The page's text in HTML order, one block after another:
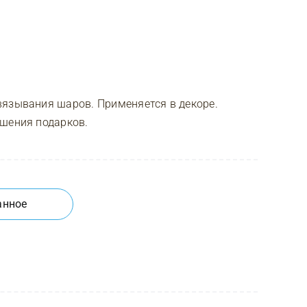
шаров. Применяется в декоре.
подарков.